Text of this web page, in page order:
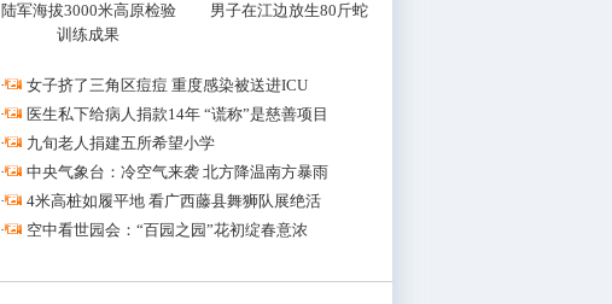
陆军海拔3000米高原检验
训练成果
男子在江边放生80斤蛇
·
女子挤了三角区痘痘 重度感染被送进ICU
·
医生私下给病人捐款14年 “谎称”是慈善项目
·
九旬老人捐建五所希望小学
·
中央气象台：冷空气来袭 北方降温南方暴雨
·
4米高桩如履平地 看广西藤县舞狮队展绝活
·
空中看世园会：“百园之园”花初绽春意浓